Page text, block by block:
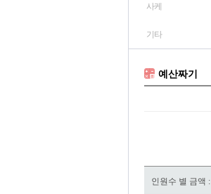
사케
기타
예산짜기
인원수 별 금액 :